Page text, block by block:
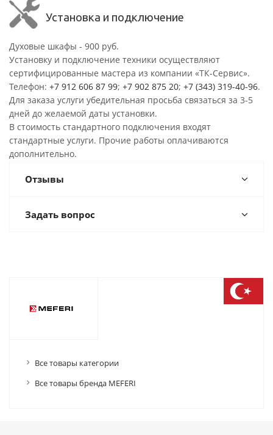
Установка и подключение
Духовые шкафы - 900 руб.
Установку и подключение техники осуществляют
сертифицированные мастера из компании «ТК-Сервис».
Телефон: +7 912 606 87 99; +7 902 875 20; +7 (343) 319-40-96.
Для заказа услуги убедительная просьба связаться за 3-5
дней до желаемой даты установки.
В стоимость стандартного подключения входят
стандартные услуги. Прочие работы оплачиваются
дополнительно.
Отзывы
Задать вопрос
Все товары категории
Все товары бренда MEFERI